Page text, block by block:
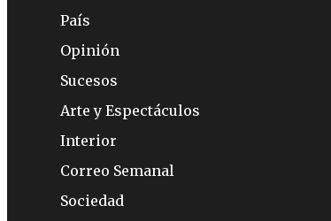
País
Opinión
Sucesos
Arte y Espectáculos
Interior
Correo Semanal
Sociedad